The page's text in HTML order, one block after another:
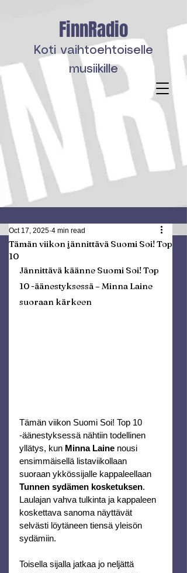
FinnRadio
Koti vaihtoehtoiselle
musiikille
Tämän viikon jännittävä Suomi Soi! Top
10
Oct 17, 2025 4 min read
Jännittävä käänne Suomi Soi! Top
10 -äänestyksessä – Minna Laine
suoraan kärkeen
Tämän viikon Suomi Soi! Top 10
-äänestyksessä nähtiin todellinen
yllätys, kun Minna Laine nousi
ensimmäisellä listaviikollaan
suoraan ykkössijalle kappaleellaan
Tunnen sydämen kosketuksen.
Laulajan vahva tulkinta ja kappaleen
koskettava sanoma näyttävät
selvästi löytäneen tiensä yleisön
sydämiin.
Toisella sijalla jatkaa jo neljättä